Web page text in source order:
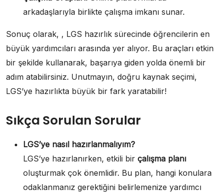
arkadaşlarıyla birlikte çalışma imkanı sunar.
Sonuç olarak, , LGS hazırlık sürecinde öğrencilerin en
büyük yardımcıları arasında yer alıyor. Bu araçları etkin
bir şekilde kullanarak, başarıya giden yolda önemli bir
adım atabilirsiniz. Unutmayın, doğru kaynak seçimi,
LGS’ye hazırlıkta büyük bir fark yaratabilir!
Sıkça Sorulan Sorular
LGS’ye nasıl hazırlanmalıyım?
LGS’ye hazırlanırken, etkili bir çalışma planı
oluşturmak çok önemlidir. Bu plan, hangi konulara
odaklanmanız gerektiğini belirlemenize yardımcı